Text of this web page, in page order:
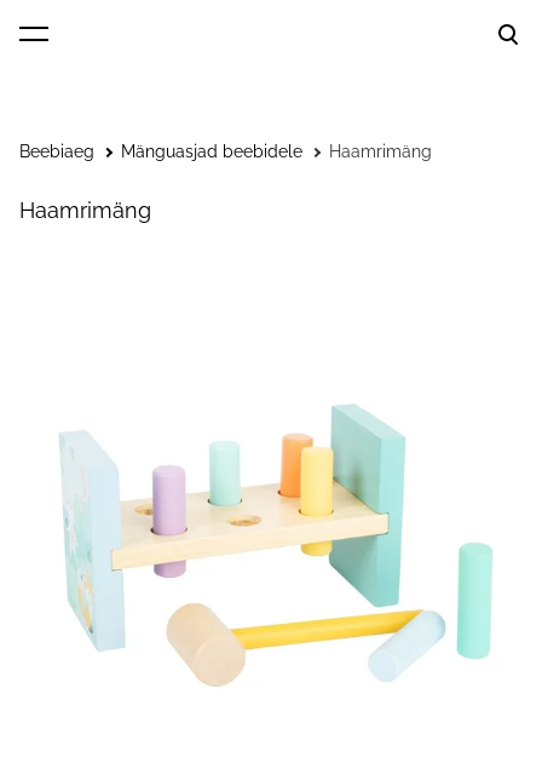
lisati ostukorvi.
Beebiaeg Mänguasjad beebidele Haamrimäng
Haamrimäng